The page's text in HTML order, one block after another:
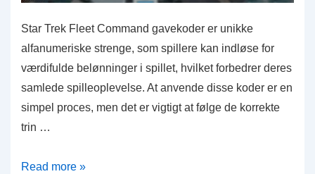
Star Trek Fleet Command gavekoder er unikke
alfanumeriske strenge, som spillere kan indløse for
værdifulde belønninger i spillet, hvilket forbedrer deres
samlede spilleoplevelse. At anvende disse koder er en
simpel proces, men det er vigtigt at følge de korrekte
trin …
Star
Read more »